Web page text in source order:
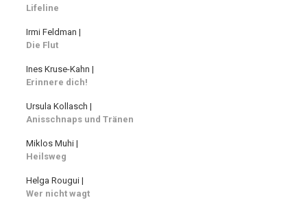
Lifeline
Irmi Feldman |
Die Flut
Ines Kruse-Kahn |
Erinnere dich!
Ursula Kollasch |
Anisschnaps und Tränen
Miklos Muhi |
Heilsweg
Helga Rougui |
Wer nicht wagt